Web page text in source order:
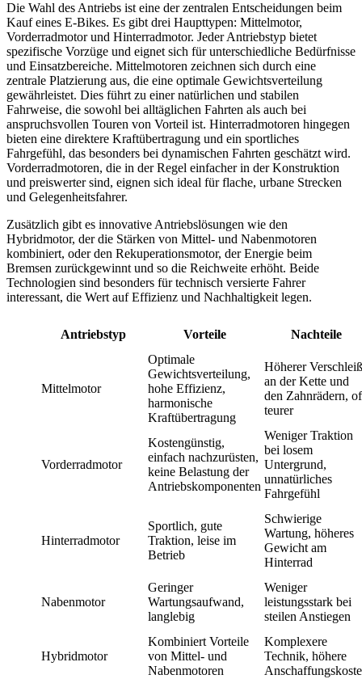
Die Wahl des Antriebs ist eine der zentralen Entscheidungen beim
Kauf eines E-Bikes. Es gibt drei Haupttypen: Mittelmotor,
Vorderradmotor und Hinterradmotor. Jeder Antriebstyp bietet
spezifische Vorzüge und eignet sich für unterschiedliche Bedürfnisse
und Einsatzbereiche. Mittelmotoren zeichnen sich durch eine
zentrale Platzierung aus, die eine optimale Gewichtsverteilung
gewährleistet. Dies führt zu einer natürlichen und stabilen
Fahrweise, die sowohl bei alltäglichen Fahrten als auch bei
anspruchsvollen Touren von Vorteil ist. Hinterradmotoren hingegen
bieten eine direktere Kraftübertragung und ein sportliches
Fahrgefühl, das besonders bei dynamischen Fahrten geschätzt wird.
Vorderradmotoren, die in der Regel einfacher in der Konstruktion
und preiswerter sind, eignen sich ideal für flache, urbane Strecken
und Gelegenheitsfahrer.
Zusätzlich gibt es innovative Antriebslösungen wie den
Hybridmotor, der die Stärken von Mittel- und Nabenmotoren
kombiniert, oder den Rekuperationsmotor, der Energie beim
Bremsen zurückgewinnt und so die Reichweite erhöht. Beide
Technologien sind besonders für technisch versierte Fahrer
interessant, die Wert auf Effizienz und Nachhaltigkeit legen.
Antriebstyp Vorteile Nachteile
Mittelmotor
Optimale
Gewichtsverteilung,
hohe Effizienz,
harmonische
Kraftübertragung
Höherer Verschleiß
an der Kette und
den Zahnrädern,
teurer
Vorderradmotor
Kostengünstig,
einfach nachzurüsten,
keine Belastung der
Antriebskomponenten
Weniger Traktion
bei losem
Untergrund,
unnatürliches
Fahrgefühl
Hinterradmotor
Sportlich, gute
Traktion, leise im
Betrieb
Schwierige
Wartung, höheres
Gewicht am
Hinterrad
Nabenmotor
Geringer
Wartungsaufwand,
langlebig
Weniger
leistungsstark bei
steilen Anstiegen
Hybridmotor
Kombiniert Vorteile
von Mittel- und
Nabenmotoren
Komplexere
Technik, höhere